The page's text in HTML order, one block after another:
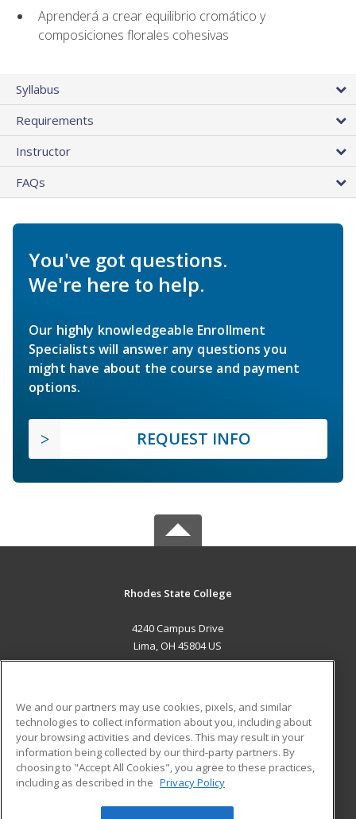
Aprenderá a crear equilibrio cromático y
composiciones florales cohesivas
Syllabus
Requirements
Instructor
FAQs
You've got questions.
We're here to help.
Our highly knowledgeable Enrollment
Specialists will answer any questions you
might have about the course and payment
options.
REQUEST INFO
Rhodes State College
4240 Campus Drive
Lima, OH 45804 US
ADDITIONAL RESOURCES
Military
Financial Assistance
Help
Student Blog
We and our partners may use cookies, pixels, and similar
technologies to collect information about you, including about
your browsing activities and devices. This may result in your
information being collected by our third-party partners. By
choosing to "Accept All Cookies", you agree to these practices,
including as described in the Privacy Policy